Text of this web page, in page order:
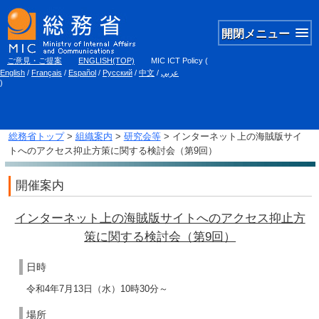
開閉メニュー
ご意見・ご提案 ENGLISH(TOP) MIC ICT Policy (
English / Français / Español / Русский / 中文 / عربي
)
総務省トップ> 組織案内 > 研究会等> インターネット上の海賊版サイ
トへのアクセス抑止方策に関する検討会（第9回）
開催案内
インターネット上の海賊版サイトへのアクセス抑止方
策に関する検討会（第9回）
日時
令和4年7月13日（水）10時30分～
場所